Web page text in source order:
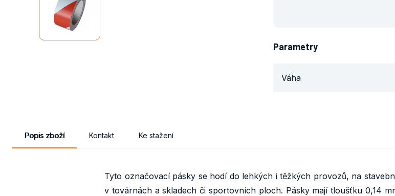
Parametry
Váha
Popis zboží Kontakt Ke stažení
Tyto označovací pásky se hodí do lehkých i těžkých provozů, na
v továrnách a skladech či sportovních ploch. Pásky mají tloušťku 0,14